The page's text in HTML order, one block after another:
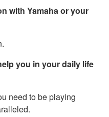
with Yamaha or your
you in your daily life
need to be playing